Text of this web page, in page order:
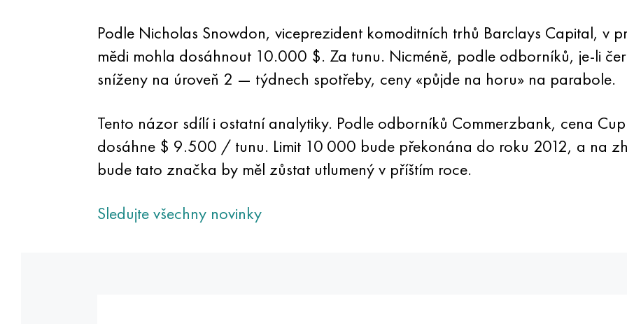
Podle Nicholas Snowdon, viceprezident komoditních trhů Barclays Capital, v
mědi mohla dosáhnout 10.000 $. Za tunu. Nicméně, podle odborníků, je-li
sníženy na úroveň 2 — týdnech spotřeby, ceny «půjde na horu» na parabole.
Tento názor sdílí i ostatní analytiky. Podle odborníků Commerzbank, cena
dosáhne $ 9.500 / tunu. Limit 10 000 bude překonána do roku 2012, a na
bude tato značka by měl zůstat utlumený v příštím roce.
Sledujte všechny novinky